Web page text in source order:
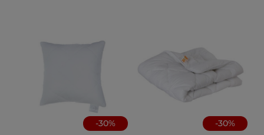
-30%
-30%